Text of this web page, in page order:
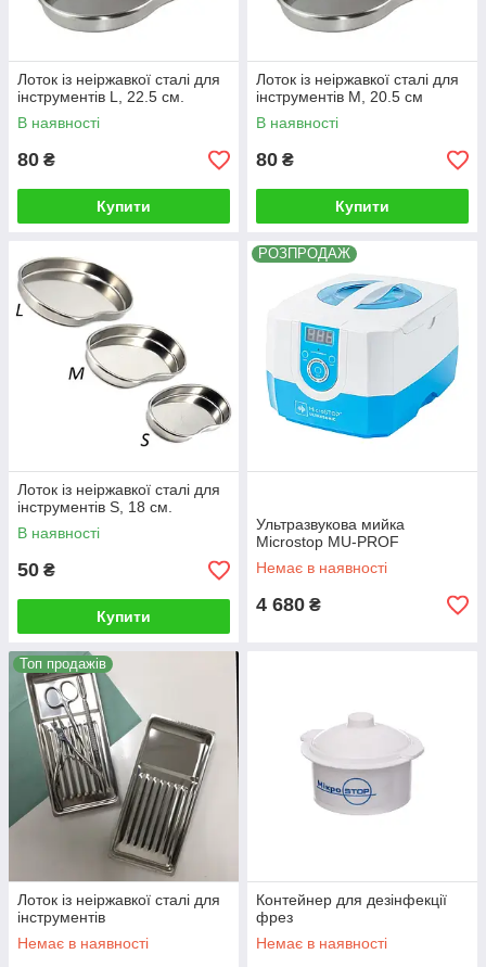
Лоток із неіржавкої сталі для
інструментів L, 22.5 см.
В наявності
80 ₴
Купити
Лоток із неіржавкої сталі для
інструментів M, 20.5 см
В наявності
80 ₴
Купити
Лоток із неіржавкої сталі для
інструментів S, 18 см.
В наявності
50 ₴
Купити
РОЗПРОДАЖ
Ультразвукова мийка
Microstop MU-PROF
Немає в наявності
4 680 ₴
Топ продажів
Лоток із неіржавкої сталі для
інструментів
Немає в наявності
Контейнер для дезінфекції
фрез
Немає в наявності